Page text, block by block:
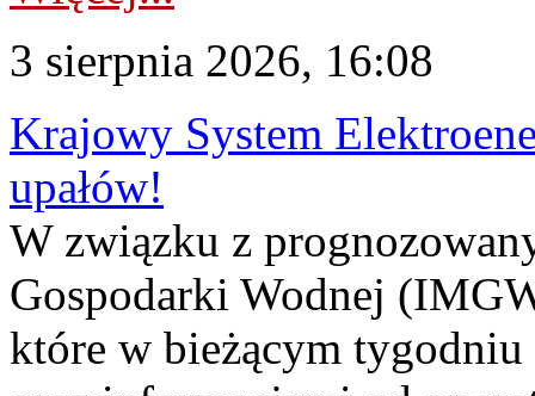
3 sierpnia 2026, 16:08
Krajowy System
upałów!
W związku z
Gospodarki Wodnej
które w bieżącym tygodniu